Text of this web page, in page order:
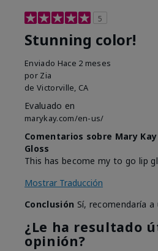
5
Stunning color!
Enviado Hace 2 meses
por Zia
de Victorville, CA
Evaluado en
marykay.com/en-us/
Comentarios sobre Mary
Gloss
This has become my to go lip
Mostrar Traducción
Conclusión Sí, recomendaría a
¿Le ha resultado
opinión?